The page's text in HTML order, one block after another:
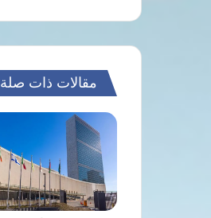
مقالات ذات صلة